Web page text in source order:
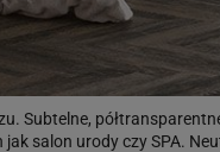
Subtelne,
salon urody czy SPA.